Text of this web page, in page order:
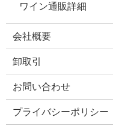
ワイン通販詳細
会社概要
卸取引
お問い合わせ
プライバシーポリシー